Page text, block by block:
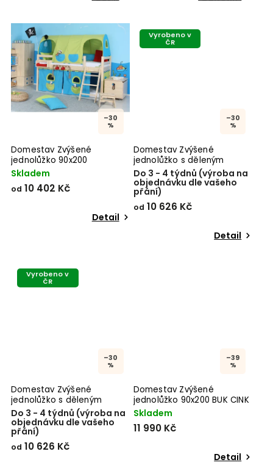
–30
%
Domestav Zvýšené
jednolůžko 90x200
Skladem
od 10 402 Kč
Detail
Vyrobeno v
ČR
–30
%
Domestav Zvýšené
jednolůžko s děleným
čelem levé 90x200
Do 3 - 4 týdnů (výroba na
objednávku dle vašeho
přání)
od 10 626 Kč
Detail
Vyrobeno v
ČR
–30
%
Domestav Zvýšené
jednolůžko s děleným
čelem pravé 90x200
Do 3 - 4 týdnů (výroba na
objednávku dle vašeho
přání)
od 10 626 Kč
–39
%
Domestav Zvýšené
jednolůžko 90x200 BUK CINK
Skladem
11 990 Kč
Detail